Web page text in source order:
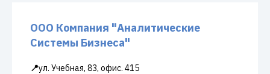
ООО Компания "Аналитические
Системы Бизнеса"
📍ул. Учебная, 83, офис. 415